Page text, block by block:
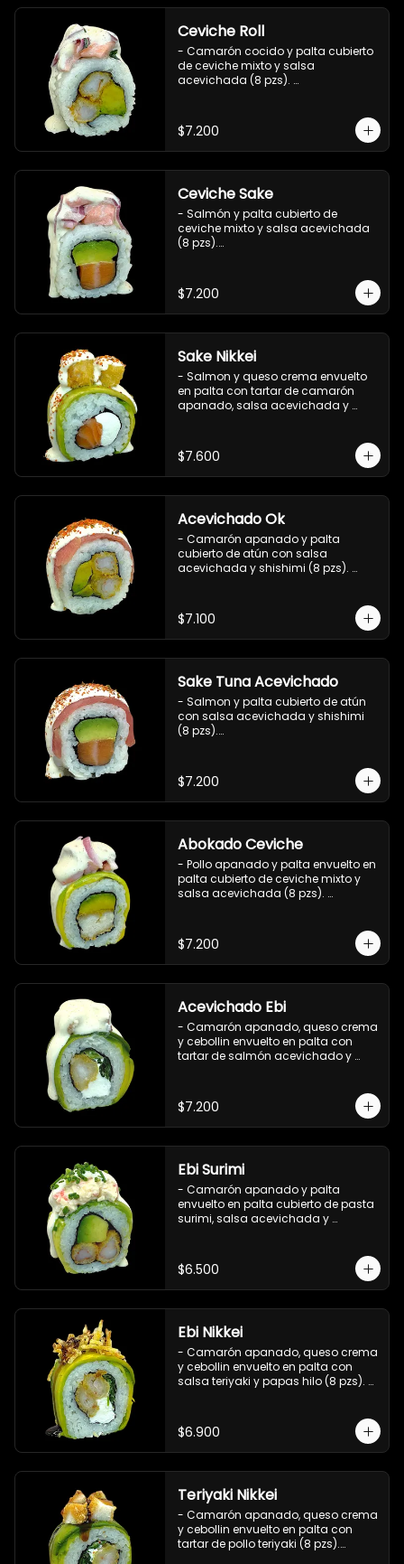
Ceviche Roll
- Camarón cocido y palta cubierto
de ceviche mixto y salsa
acevichada (8 pzs).
$7.200
Ceviche Sake
- Salmón y palta cubierto de
ceviche mixto y salsa acevichada
(8 pzs).
$7.200
Sake Nikkei
- Salmon y queso crema envuelto
en palta con tartar de camarón
apanado, salsa acevichada y
$7.600
Acevichado Ok
- Camarón apanado y palta
cubierto de atún con salsa
acevichada y shishimi (8 pzs).
$7.100
Sake Tuna Acevichado
- Salmon y palta cubierto de atún
con salsa acevichada y shishimi
(8 pzs).
$7.200
Abokado Ceviche
- Pollo apanado y palta envuelto en
palta cubierto de ceviche mixto y
salsa acevichada (8 pzs).
$7.200
Acevichado Ebi
- Camarón apanado, queso crema
y cebollin envuelto en palta con
tartar de salmón acevichado y
$7.200
Ebi Surimi
- Camarón apanado y palta
envuelto en palta cubierto de pasta
surimi, salsa acevichada y
$6.500
Ebi Nikkei
- Camarón apanado, queso crema
y cebollin envuelto en palta con
salsa teriyaki y papas hilo (8 pzs).
$6.900
Teriyaki Nikkei
- Camarón apanado, queso crema
y cebollin envuelto en palta con
tartar de pollo teriyaki (8 pzs).